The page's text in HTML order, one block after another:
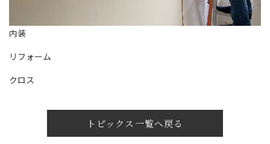
内装
リフォーム
クロス
トピックス一覧へ戻る